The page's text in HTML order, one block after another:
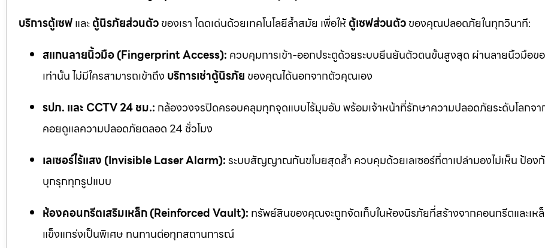
บริการตู้เซฟและตู้นิรภัยส่วนตัวของเรา โดดเด่นด้วยเทคโนโลยีล้ำสมัย เพื่อให้ตู้เซฟส่วนตัวของคุณปลอดภัยในทุกวินาที:
สแกนลายนิ้วมือ (Fingerprint Access): ควบคุมการเข้า-ออกประตูด้วยระบบยืนยันตัวตนขั้นสูงสุด ผ่านลายนิ้วมือ
เท่านั้น ไม่มีใครสามารถเข้าถึง บริการเช่าตู้นิรภัย ของคุณได้นอกจากตัวคุณเอง
รปภ. และ CCTV 24 ชม.: กล้องวงจรปิดครอบคลุมทุกจุดแบบไร้มุมอับ พร้อมเจ้าหน้าที่รักษาความปลอดภัยระดับโลกจ
คอยดูแลความปลอดภัยตลอด 24 ชั่วโมง
เลเซอร์ไร้แสง (Invisible Laser Alarm):ระบบสัญญาณกันขโมยสุดล้ำ ควบคุมด้วยเลเซอร์ที่ตาเปล่ามองไม่เห็น ป้อง
บุกรุกทุกรูปแบบ
ห้องคอนกรีตเสริมเหล็ก (Reinforced Vault): ทรัพย์สินของคุณจะถูกจัดเก็บในห้องนิรภัยที่สร้างจากคอนกรีตและเห
แข็งแกร่งเป็นพิเศษ ทนทานต่อทุกสถานการณ์